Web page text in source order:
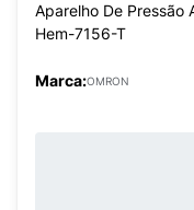
Aparelho De Pressão
Hem-7156-T
Marca:OMRON